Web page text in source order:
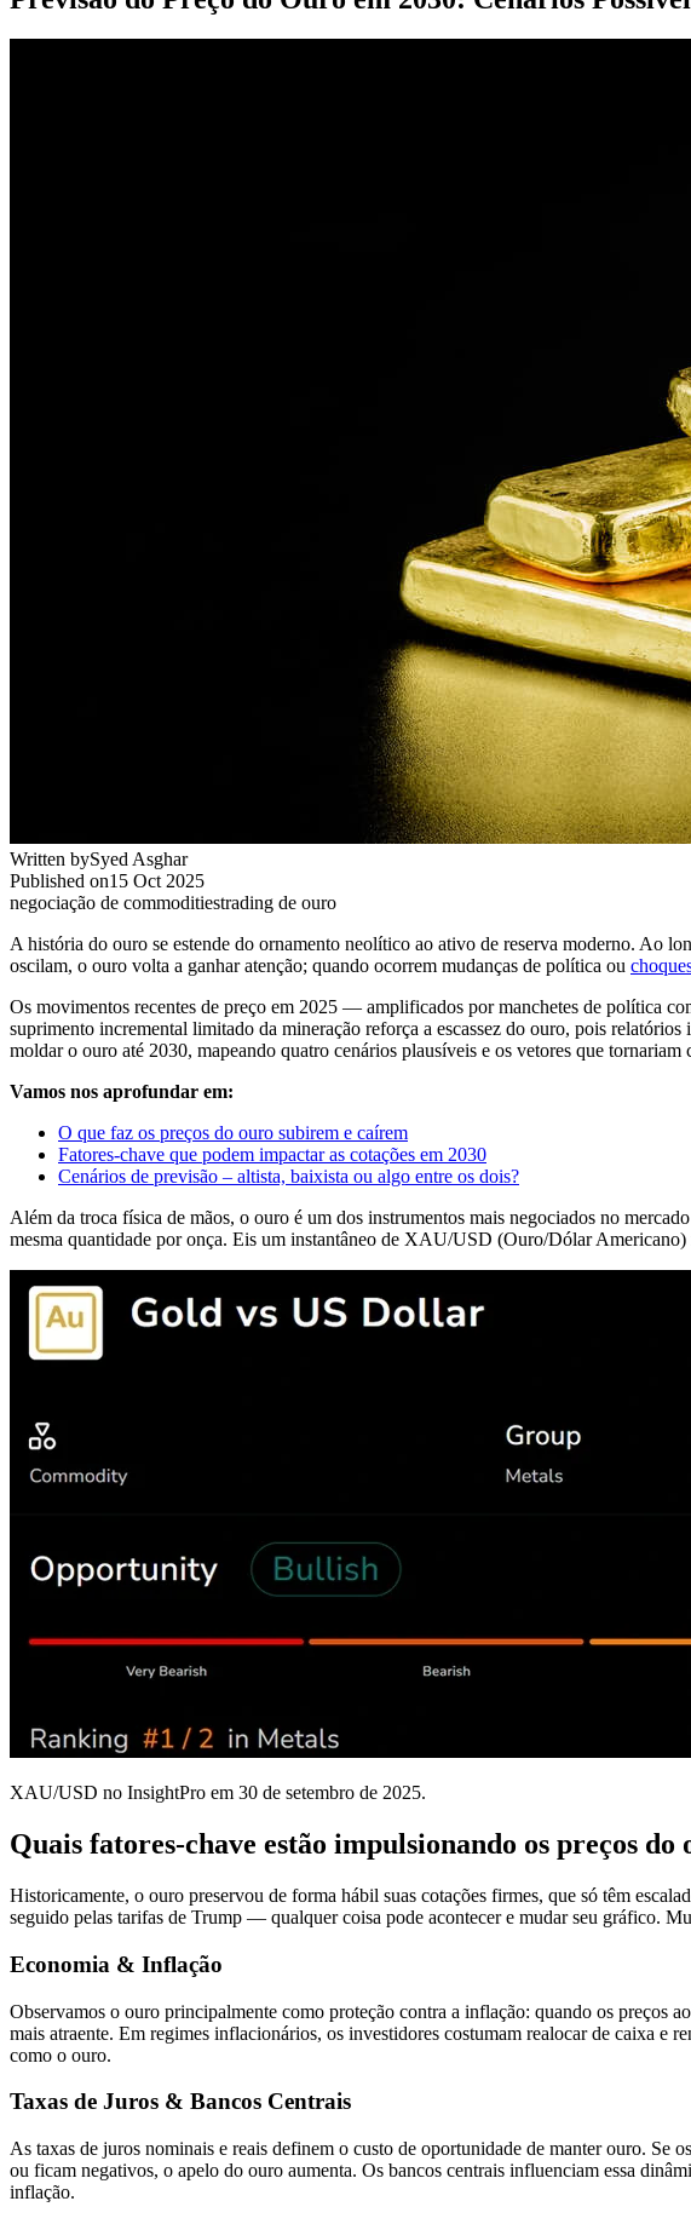
Written bySyed Asghar
Published on15 Oct 2025
negociação de commoditiestrading de ouro
A história do ouro se estende do ornamento neolítico ao ativo de reserva moderno. Ao
oscilam, o ouro volta a ganhar atenção; quando ocorrem mudanças de política ou
Os movimentos recentes de preço em 2025 — amplificados por manchetes de política
suprimento incremental limitado da mineração reforça a escassez do ouro, pois
moldar o ouro até 2030, mapeando quatro cenários plausíveis e os vetores que tornariam
Vamos nos aprofundar em:
O que faz os preços do ouro subirem e caírem
Fatores-chave que podem impactar as cotações em 2030
Cenários de previsão – altista, baixista ou algo entre os dois?
Além da troca física de mãos, o ouro é um dos instrumentos mais negociados no
mesma quantidade por onça. Eis um instantâneo de XAU/USD (Ouro/Dólar Americano)
XAU/USD no InsightPro em 30 de setembro de 2025.
Quais fatores-chave estão impulsionando os preços do
Historicamente, o ouro preservou de forma hábil suas cotações firmes, que só têm
seguido pelas tarifas de Trump — qualquer coisa pode acontecer e mudar seu gráfico.
Economia & Inflação
Observamos o ouro principalmente como proteção contra a inflação: quando os preços
mais atraente. Em regimes inflacionários, os investidores costumam realocar de caixa e
como o ouro.
Taxas de Juros & Bancos Centrais
As taxas de juros nominais e reais definem o custo de oportunidade de manter ouro. Se
ou ficam negativos, o apelo do ouro aumenta. Os bancos centrais influenciam essa
inflação.